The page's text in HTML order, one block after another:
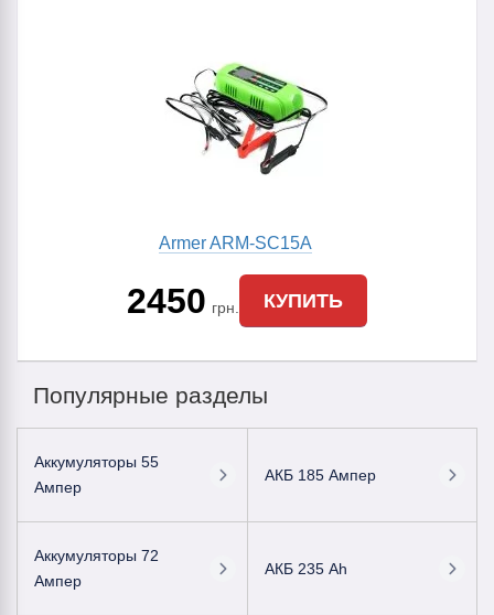
Armer ARM-SC15A
2450 грн. КУПИТЬ
Популярные разделы
Аккумуляторы 55
Ампер
АКБ 185 Ампер
Аккумуляторы 72
Ампер
АКБ 235 Ah